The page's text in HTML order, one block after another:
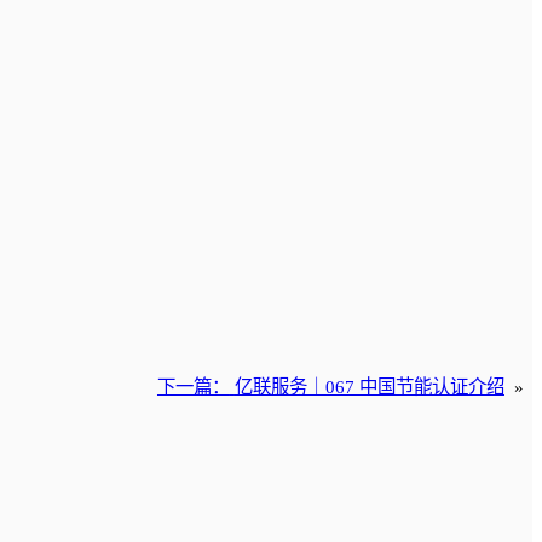
下一篇： 亿联服务｜067 中国节能认证介绍 »